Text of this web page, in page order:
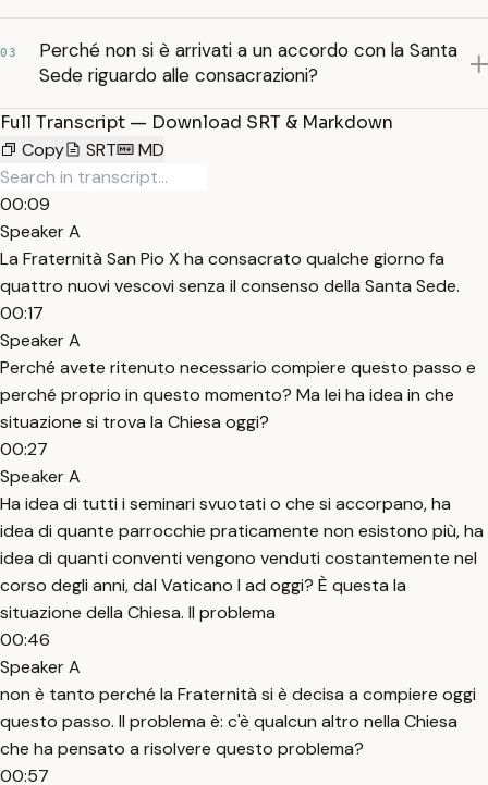
03
Perché non si è arrivati a un accordo con la Santa
Sede riguardo alle consacrazioni?
Full Transcript — Download SRT & Markdown
Copy
SRT MD
00:09
Speaker A
La Fraternità San Pio X ha consacrato qualche giorno fa
quattro nuovi vescovi senza il consenso della Santa Sede.
00:17
Speaker A
Perché avete ritenuto necessario compiere questo passo e
perché proprio in questo momento? Ma lei ha idea in che
situazione si trova la Chiesa oggi?
00:27
Speaker A
Ha idea di tutti i seminari svuotati o che si accorpano, ha
idea di quante parrocchie praticamente non esistono più, ha
idea di quanti conventi vengono venduti costantemente nel
corso degli anni, dal Vaticano I ad oggi? È questa la
situazione della Chiesa. Il problema
00:46
Speaker A
non è tanto perché la Fraternità si è decisa a compiere oggi
questo passo. Il problema è: c'è qualcun altro nella Chiesa
che ha pensato a risolvere questo problema?
00:57